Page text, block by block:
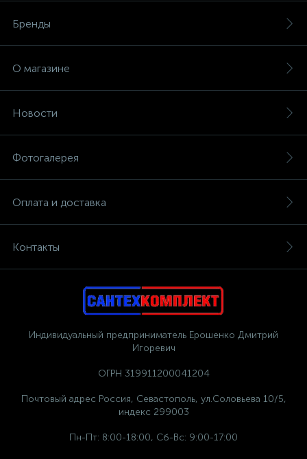
Бренды
О магазине
Новости
Фотогалерея
Оплата и доставка
Контакты
Индивидуальный предприниматель Ерошенко Дмитрий
Игоревич
ОГРН 319911200041204
Почтовый адрес Россия, Севастополь, ул.Соловьева 10/5,
индекс 299003
Пн-Пт: 8:00-18:00, Сб-Вс: 9:00-17:00